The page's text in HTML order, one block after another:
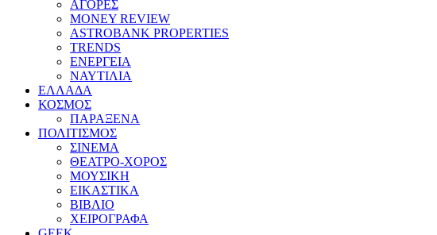
ΑΓΟΡΕΣ
MONEY REVIEW
ASTROBANK PROPERTIES
TRENDS
ΕΝΕΡΓΕΙΑ
ΝΑΥΤΙΛΙΑ
ΕΛΛΑΔΑ
ΚΟΣΜΟΣ
ΠΑΡΑΞΕΝΑ
ΠΟΛΙΤΙΣΜΟΣ
ΣΙΝΕΜΑ
ΘΕΑΤΡΟ-ΧΟΡΟΣ
ΜΟΥΣΙΚΗ
ΕΙΚΑΣΤΙΚΑ
ΒΙΒΛΙΟ
ΧΕΙΡΟΓΡΑΦΑ